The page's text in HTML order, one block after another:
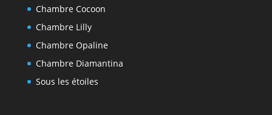
Chambre Cocoon
Chambre Lilly
Chambre Opaline
Chambre Diamantina
Sous les étoiles